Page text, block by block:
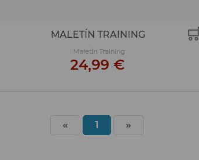
MALETÍN TRAINING
Maletín Training
24,99 €
« 1 »